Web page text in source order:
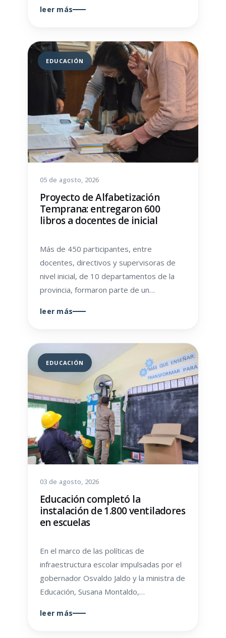
leer más
EDUCACIÓN
05 de agosto, 2026
Proyecto de Alfabetización
Temprana: entregaron 600
libros a docentes de inicial
Más de 450 participantes, entre
docentes, directivos y supervisoras de
nivel inicial, de 10 departamentos de la
provincia, formaron parte de un…
leer más
EDUCACIÓN
03 de agosto, 2026
Educación completó la
instalación de 1.800 ventiladores
en escuelas
En el marco de las políticas de
infraestructura escolar impulsadas por el
gobernador Osvaldo Jaldo y la ministra de
Educación, Susana Montaldo,…
leer más